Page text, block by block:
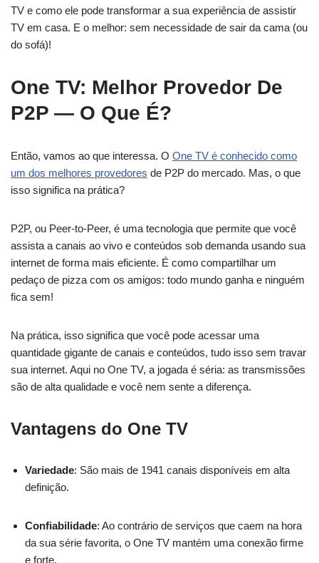
TV e como ele pode transformar a sua experiência de assistir
TV em casa. E o melhor: sem necessidade de sair da cama (ou
do sofá)!
One TV: Melhor Provedor De
P2P — O Que É?
Então, vamos ao que interessa. O One TV é conhecido como
um dos melhores provedores de P2P do mercado. Mas, o que
isso significa na prática?
P2P, ou Peer-to-Peer, é uma tecnologia que permite que você
assista a canais ao vivo e conteúdos sob demanda usando sua
internet de forma mais eficiente. É como compartilhar um
pedaço de pizza com os amigos: todo mundo ganha e ninguém
fica sem!
Na prática, isso significa que você pode acessar uma
quantidade gigante de canais e conteúdos, tudo isso sem travar
sua internet. Aqui no One TV, a jogada é séria: as transmissões
são de alta qualidade e você nem sente a diferença.
Vantagens do One TV
Variedade: São mais de 1941 canais disponíveis em alta
definição.
Confiabilidade: Ao contrário de serviços que caem na hora
da sua série favorita, o One TV mantém uma conexão firme
e forte.